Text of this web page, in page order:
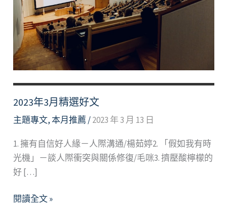
2023年3月精選好文
主題專文,本月推薦 /2023 年 3 月 13 日
1. 擁有自信好人緣－人際溝通/楊茹婷2. 「假如我有時
光機」－談人際衝突與關係修復/毛咪3. 擠壓酸檸檬的
好 […]
2023
閱讀全文 »